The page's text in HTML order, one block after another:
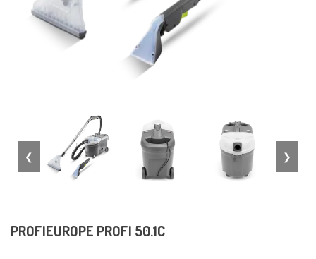
❮ ❯
PROFIEUROPE PROFI 50.1C